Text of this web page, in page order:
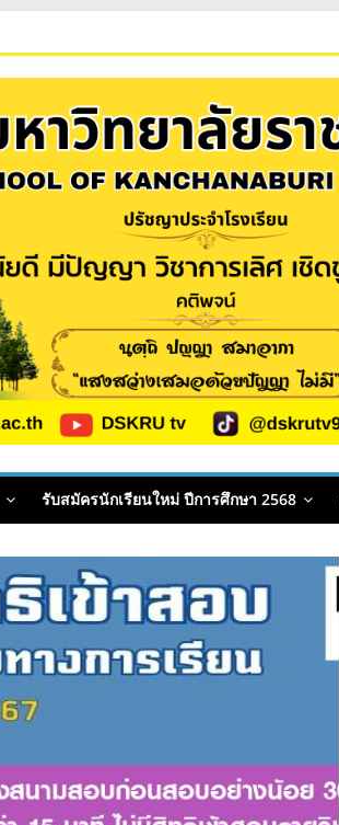
รับสมัครนักเรียนใหม่ ปีการศึกษา 2568